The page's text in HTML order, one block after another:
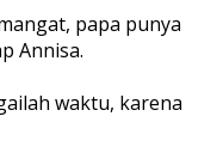
papa punya
Annisa.
waktu, karena